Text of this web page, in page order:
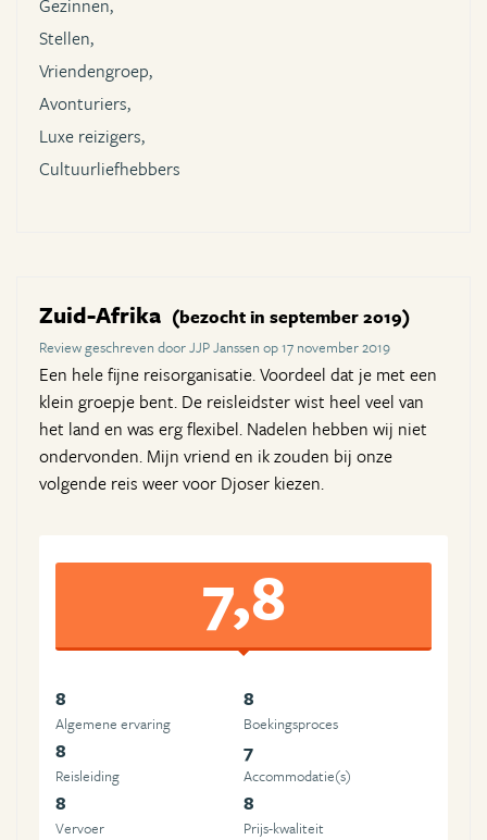
Stellen,
Vriendengroep,
Avonturiers,
Luxe reizigers,
Cultuurliefhebbers
Zuid-Afrika (bezocht in september 2019)
Review geschreven door JJP Janssen op 17 november 2019
Een hele fijne reisorganisatie. Voordeel dat je met een
klein groepje bent. De reisleidster wist heel veel van
het land en was erg flexibel. Nadelen hebben wij niet
ondervonden. Mijn vriend en ik zouden bij onze
volgende reis weer voor Djoser kiezen.
7,8
8
Algemene ervaring
8
Boekingsproces
8
Reisleiding
7
Accommodatie(s)
8
Vervoer
8
Prijs-kwaliteit